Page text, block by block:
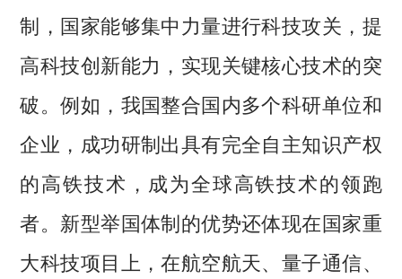
制，国家能够集中力量进行科技攻关，提
高科技创新能力，实现关键核心技术的突
破。例如，我国整合国内多个科研单位和
企业，成功研制出具有完全自主知识产权
的高铁技术，成为全球高铁技术的领跑
者。新型举国体制的优势还体现在国家重
大科技项目上，在航空航天、量子通信、